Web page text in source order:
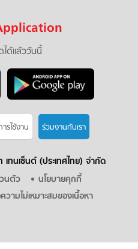
ได้แล้ววันนี้
รใช้งาน ร่วมงานกับเรา
ทนเซ็นต์ (ประเทศไทย) จำกัด
นตัว
นโยบายคุกกี้
ามไม่เหมาะสมของเนื้อหา